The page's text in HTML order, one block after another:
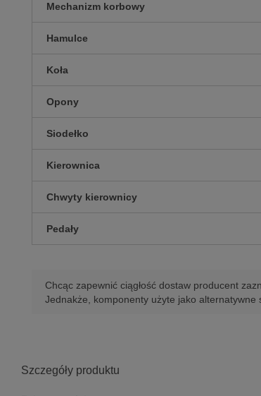
Mechanizm korbowy
Hamulce
Koła
Opony
Siodełko
Kierownica
Chwyty kierownicy
Pedały
Chcąc zapewnić ciągłość dostaw producent
Jednakże, komponenty użyte jako alternatywne
Szczegóły produktu